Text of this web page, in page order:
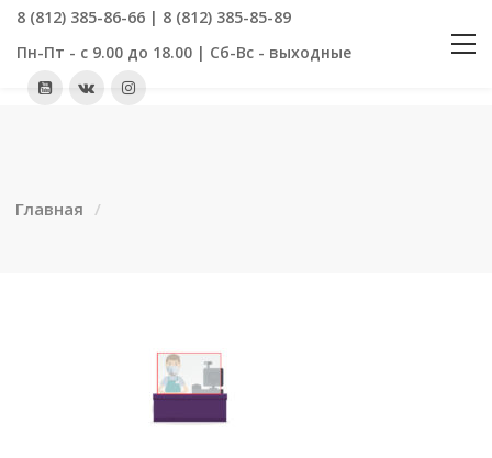
8 (812) 385-86-66 | 8 (812) 385-85-89
Пн-Пт - с 9.00 до 18.00 | Сб-Вс - выходные
Главная